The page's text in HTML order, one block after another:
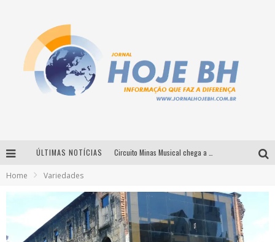
ÚLTIMAS NOTÍCIAS É neste sábado: Marcelinho de Lima e Trio Virgulino agitam o Forró do Givanildo em Pedro Leopoldo
Milton Guedes traz turnê “Milton Canta Lulu” a Belo Horizonte
Home Variedades